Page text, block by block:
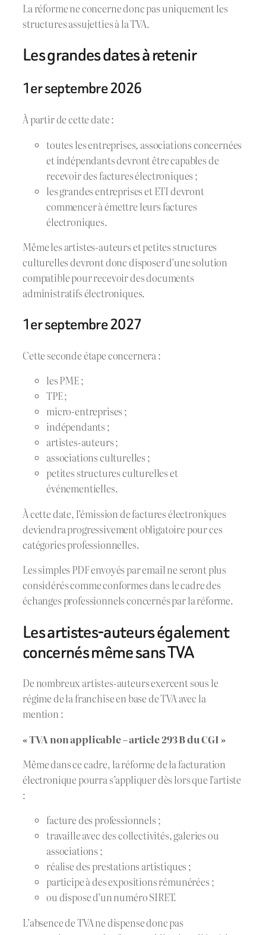
La réforme ne concerne donc pas uniquement les
structures assujetties à la TVA.
Les grandes dates à retenir
1er septembre 2026
À partir de cette date :
toutes les entreprises, associations concernées
et indépendants devront être capables de
recevoir des factures électroniques ;
les grandes entreprises et ETI devront
commencer à émettre leurs factures
électroniques.
Même les artistes-auteurs et petites structures
culturelles devront donc disposer d’une solution
compatible pour recevoir des documents
administratifs électroniques.
1er septembre 2027
Cette seconde étape concernera :
les PME ;
TPE ;
micro-entreprises ;
indépendants ;
artistes-auteurs ;
associations culturelles ;
petites structures culturelles et
événementielles.
À cette date, l’émission de factures électroniques
deviendra progressivement obligatoire pour ces
catégories professionnelles.
Les simples PDF envoyés par email ne seront plus
considérés comme conformes dans le cadre des
échanges professionnels concernés par la réforme.
Les artistes-auteurs également
concernés même sans TVA
De nombreux artistes-auteurs exercent sous le
régime de la franchise en base de TVA avec la
mention :
« TVA non applicable – article 293 B du CGI »
Même dans ce cadre, la réforme de la facturation
électronique pourra s’appliquer dès lors que l’artiste
:
facture des professionnels ;
travaille avec des collectivités, galeries ou
associations ;
réalise des prestations artistiques ;
participe à des expositions rémunérées ;
ou dispose d’un numéro SIRET.
L’absence de TVA ne dispense donc pas